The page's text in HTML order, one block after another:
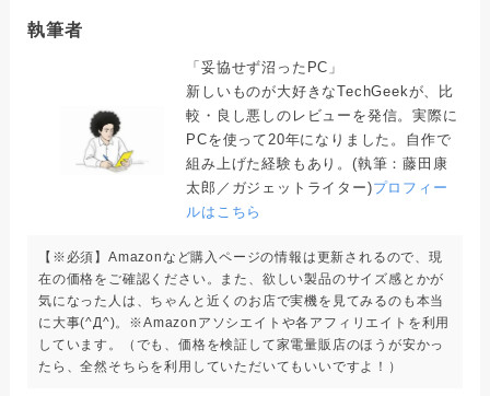
執筆者
「妥協せず沼ったPC」
新しいものが大好きなTechGeekが、比
較・良し悪しのレビューを発信。実際に
PCを使って20年になりました。自作で
組み上げた経験もあり。(執筆：藤田康
太郎／ガジェットライター)プロフィー
ルはこちら
【※必須】Amazonなど購入ページの情報は更新されるので、現
在の価格をご確認ください。また、欲しい製品のサイズ感とかが
気になった人は、ちゃんと近くのお店で実機を見てみるのも本当
に大事(^Д^)。※Amazonアソシエイトや各アフィリエイトを利用
しています。（でも、価格を検証して家電量販店のほうが安かっ
たら、全然そちらを利用していただいてもいいですよ！）